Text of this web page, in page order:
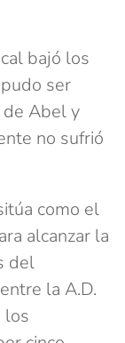
bajó los
ser
de Abel y
no sufrió
como el
alcanzar la
del
la A.D.
los